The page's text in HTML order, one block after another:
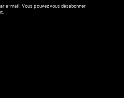
e-mail. Vous pouvez vous désabonner